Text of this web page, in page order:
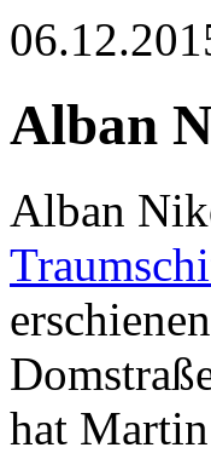
Alban
Alban
hat